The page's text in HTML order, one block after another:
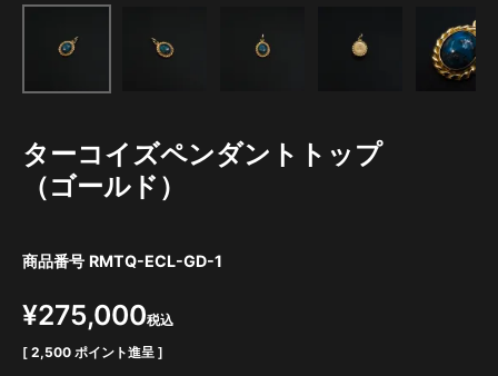
ターコイズペンダントトップ
（ゴールド）
商品番号 RMTQ-ECL-GD-1
¥275,000税込
[ 2,500 ポイント進呈 ]